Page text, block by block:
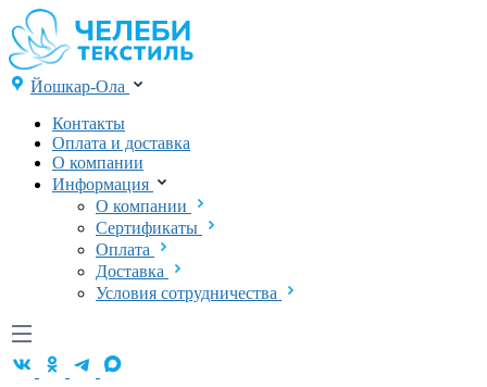
Йошкар-Ола
Контакты
Оплата и доставка
О компании
Информация
О компании
Сертификаты
Оплата
Доставка
Условия сотрудничества